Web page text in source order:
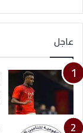
عاجل